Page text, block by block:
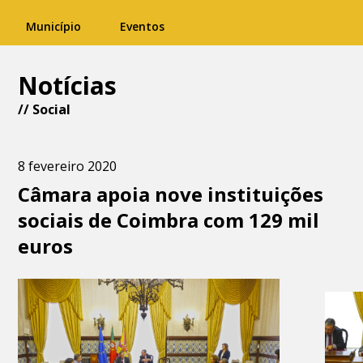
Município Eventos
Notícias
// Social
8 fevereiro 2020
Câmara apoia nove instituições
sociais de Coimbra com 129 mil
euros